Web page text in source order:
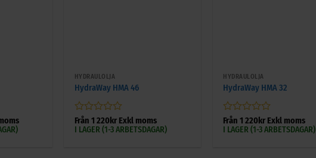
HYDRAULOLJA
HydraWay HMA 46
Betygsatt
0
Från 1 220 krExkl moms
I LAGER (1-3 ARBETSDAGAR)
HYDRAULOLJA
HydraWay HMA 32
Betygsatt
0
Från1 220 kr Exkl moms
I LAGER (1-3 ARBETSDAGAR)